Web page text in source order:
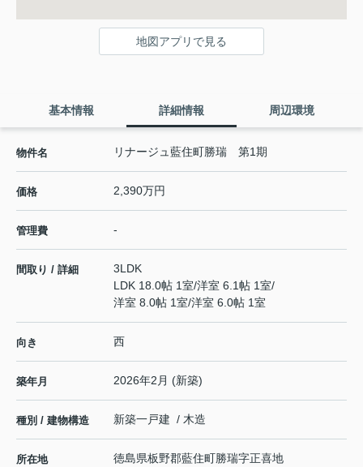
地図アプリで見る
基本情報 詳細情報 周辺環境
物件名 リナージュ藍住町勝瑞 第1期
価格 2,390万円
管理費 -
間取り / 詳細
3LDK
LDK 18.0帖 1室/洋室 6.1帖 1室/
洋室 8.0帖 1室/洋室 6.0帖 1室
向き 西
築年月 2026年2月 (新築)
種別 / 建物構造 新築一戸建 / 木造
所在地 徳島県板野郡藍住町勝瑞字正喜地